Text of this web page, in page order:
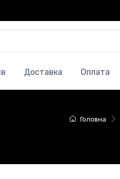
Доставка Оплата
Головна